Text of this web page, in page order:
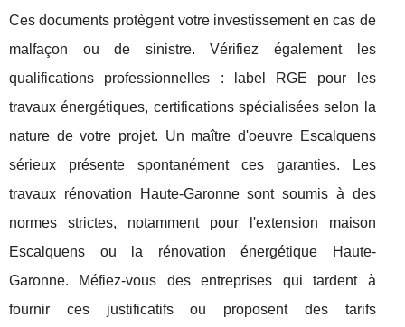
Ces documents protègent votre investissement en cas de
malfaçon ou de sinistre. Vérifiez également les
qualifications professionnelles : label RGE pour les
travaux énergétiques, certifications spécialisées selon la
nature de votre projet. Un maître d'oeuvre Escalquens
sérieux présente spontanément ces garanties. Les
travaux rénovation Haute-Garonne sont soumis à des
normes strictes, notamment pour l'extension maison
Escalquens ou la rénovation énergétique Haute-
Garonne. Méfiez-vous des entreprises qui tardent à
fournir ces justificatifs ou proposent des tarifs